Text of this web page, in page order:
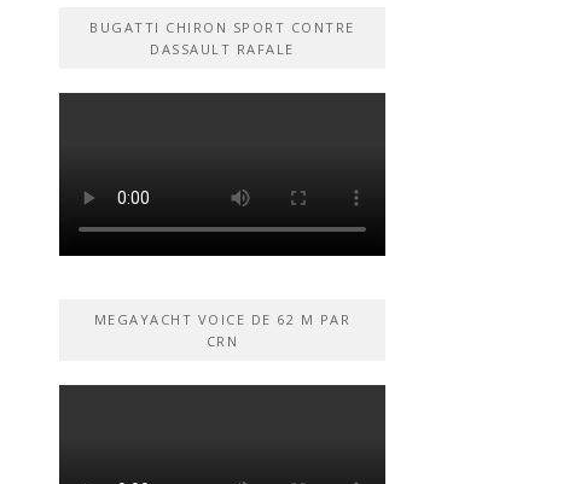
BUGATTI CHIRON SPORT CONTRE
DASSAULT RAFALE
MEGAYACHT VOICE DE 62 M PAR
CRN